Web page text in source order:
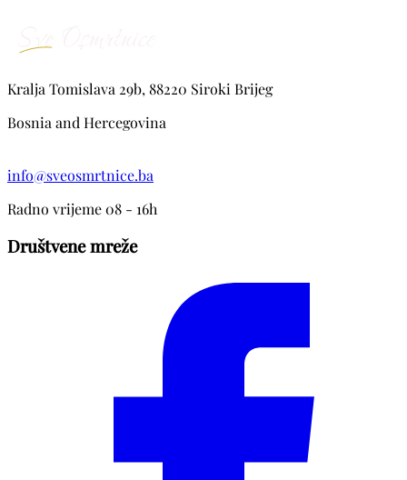
Kralja Tomislava 29b, 88220 Siroki Brijeg
Bosnia and Hercegovina
info@sveosmrtnice.ba
Radno vrijeme 08 - 16h
Društvene mreže